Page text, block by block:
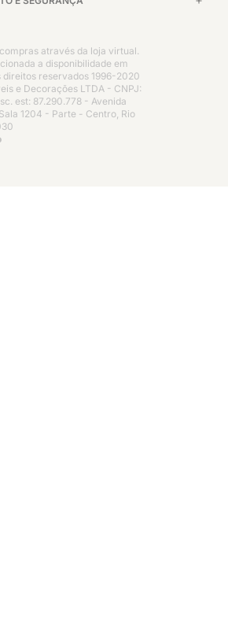
através da loja virtual.
a disponibilidade em
direitos reservados 1996-2020
e Decorações LTDA - CNPJ:
est: 87.290.778 - Avenida
1204 - Parte - Centro, Rio